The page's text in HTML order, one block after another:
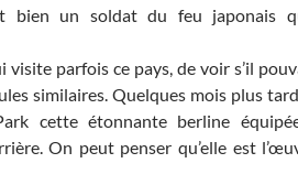
bien un soldat du feu japonais
visite parfois ce pays, de voir s’il
similaires. Quelques mois plus
cette étonnante berline
On peut penser qu’elle est